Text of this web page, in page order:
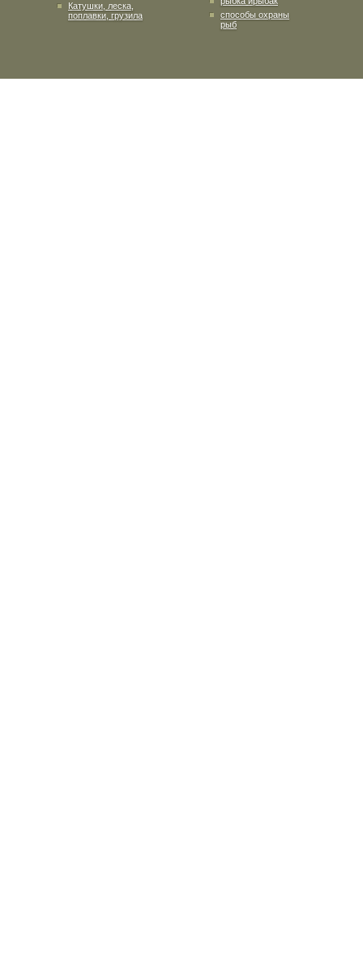
Катушки, леска,
поплавки, грузила
способы охраны
рыб